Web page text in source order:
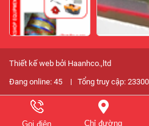
Thiết kế web bởi Haanhco.,ltd
Đang online: 45 Tổng truy cập:
Gọi điện Chỉ đường